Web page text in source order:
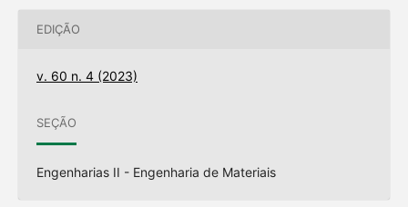
EDIÇÃO
v. 60 n. 4 (2023)
SEÇÃO
Engenharias II - Engenharia de Materiais